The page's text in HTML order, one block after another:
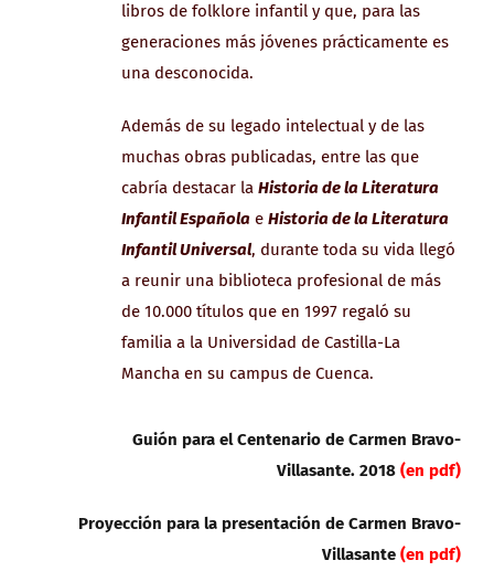
libros de folklore infantil y que, para las
generaciones más jóvenes prácticamente es
una desconocida.
Además de su legado intelectual y de las
muchas obras publicadas, entre las que
cabría destacar la Historia de la Literatura
Infantil Españolae Historia de la Literatura
Infantil Universal, durante toda su vida llegó
a reunir una biblioteca profesional de más
de 10.000 títulos que en 1997 regaló su
familia a la Universidad de Castilla-La
Mancha en su campus de Cuenca.
Guión para el Centenario de Carmen Bravo-
Villasante. 2018 (en pdf)
Proyección para la presentación de Carmen Bravo-
Villasante (en pdf)